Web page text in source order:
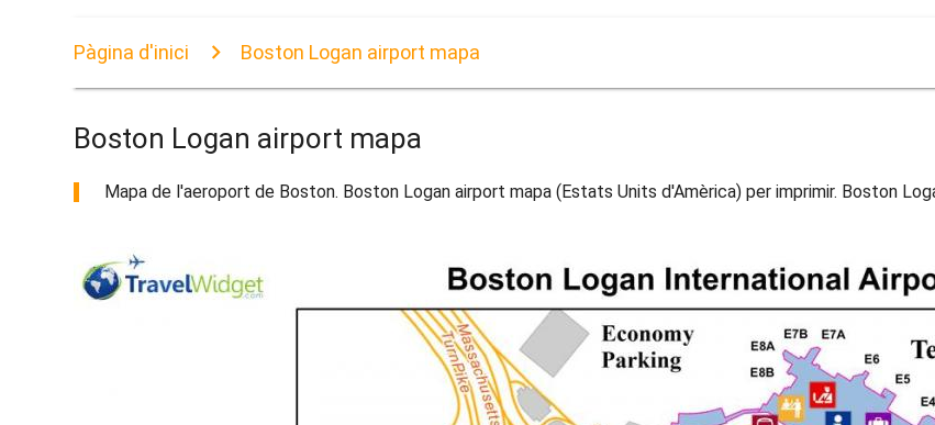
Pàgina d'inici Boston Logan airport mapa
Boston Logan airport mapa
Mapa de l'aeroport de Boston. Boston Logan airport mapa (Estats Units d'Amèrica) per imprimir. Boston